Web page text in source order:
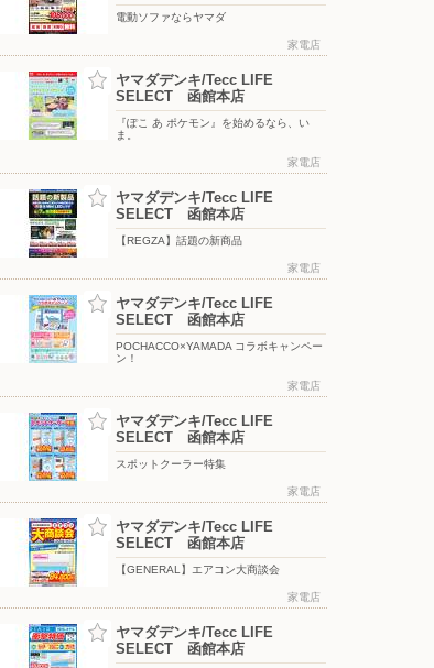
！水拭き
ボット…
【エアコン・冷蔵庫・
洗濯機】衝撃特価…
電動ソファならヤマダ
家電店
ヤマダデンキ/Tecc LIFE
SELECT 函館本店
『ぽこ あ ポケモン』を始めるなら、い
ま。
家電店
ヤマダデンキ/Tecc LIFE
SELECT 函館本店
【REGZA】話題の新商品
家電店
ヤマダデンキ/Tecc LIFE
SELECT 函館本店
POCHACCO×YAMADA コラボキャンペー
ン！
家電店
ヤマダデンキ/Tecc LIFE
SELECT 函館本店
スポットクーラー特集
家電店
ヤマダデンキ/Tecc LIFE
SELECT 函館本店
【GENERAL】エアコン大商談会
家電店
ヤマダデンキ/Tecc LIFE
SELECT 函館本店